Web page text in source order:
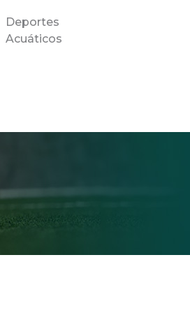
Deportes
Acuáticos